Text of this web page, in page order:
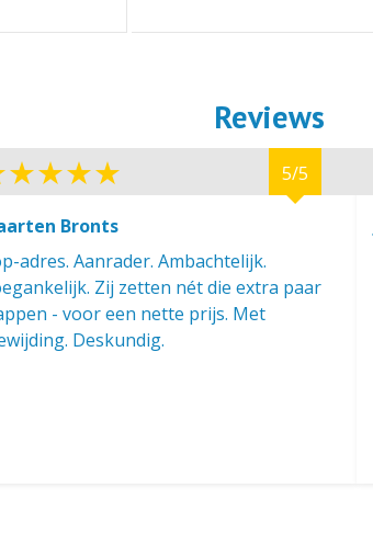
Reviews
5/5
Bronts
adres. Aanrader. Ambachtelijk.
Zij zetten nét die extra paar
- voor een nette prijs. Met
Deskundig.